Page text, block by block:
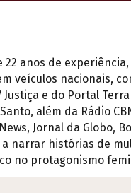
22 anos de
veículos nacionais,
e do Portal
além da Rádio
Jornal da Globo,
narrar histórias de
no protagonismo